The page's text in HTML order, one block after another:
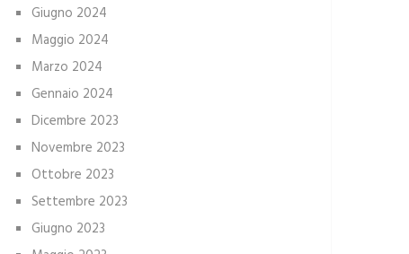
Giugno 2024
Maggio 2024
Marzo 2024
Gennaio 2024
Dicembre 2023
Novembre 2023
Ottobre 2023
Settembre 2023
Giugno 2023